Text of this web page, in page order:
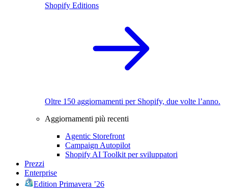
Shopify Editions
Oltre 150 aggiornamenti per Shopify, due volte l’anno.
Aggiornamenti più recenti
Agentic Storefront
Campaign Autopilot
Shopify AI Toolkit per sviluppatori
Prezzi
Enterprise
Edition Primavera ’26